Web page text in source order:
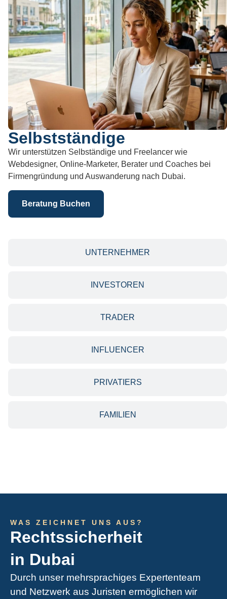
UNTERNEHMER
INVESTOREN
TRADER
INFLUENCER
PRIVATIERS
FAMILIEN
Selbstständige
Wir unterstützen Selbständige und Freelancer wie
Webdesigner, Online-Marketer, Berater und Coaches bei
Firmengründung und Auswanderung nach Dubai.
Beratung Buchen
WAS ZEICHNET UNS AUS?
Rechtssicherheit
in Dubai
Durch unser mehrsprachiges Expertenteam
und Netzwerk aus Juristen ermöglichen wir